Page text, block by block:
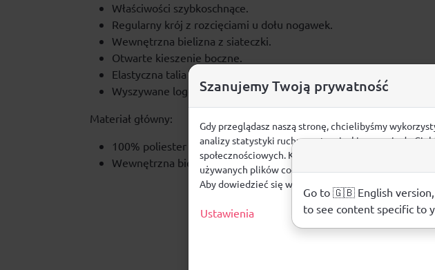
Właściwości szybkoschnące.
Regularny krój z rozcięciami u dołu nogawek.
Wewnętrzna bielizna z siateczki.
Otwarte kieszenie boczne.
Elastyczna talia dodatkowo regulowana wewnętrznym sznurkiem.
Wyszywane logo.
Materiał główny:
100% poliester
Wewnętrzna bielizna z siateczki: 100% poliester (w tym 50% z
ŚREDNIA
Szanujemy Twoją prywatność
Gdy przeglądasz naszą stronę, chcielibyśmy
analizy statystyki ruchu na stronie, kierowania do
społecznościowych. Kliknij poniżej, by wyrazić
używanych plików cookies.
Aby dowiedzieć się więcej o plikach cookie i tym, jak
Ustawienia
Go to 🇬🇧 English version,
to see content specific to